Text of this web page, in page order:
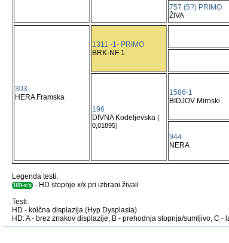
757 (5?) PRIMO
ŽIVA
303
HERA Framska
1311 -1- PRIMO
BRK-NF 1
196
DIVNA Kodeljevska (
0,01895)
1586-1
BIDJOV Mirnski
944
NERA
Legenda testi:
HD-x/x - HD stopnje x/x pri izbrani živali
Testi:
HD - kolčna displazija (Hyp Dysplasia)
HD: A - brez znakov displazije, B - prehodnja stopnja/sumljivo, C